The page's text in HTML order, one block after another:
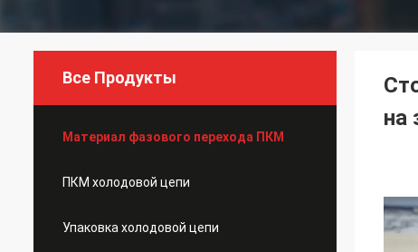
Все Продукты
Материал фазового перехода ПКМ
ПКМ холодовой цепи
Упаковка холодовой цепи
на